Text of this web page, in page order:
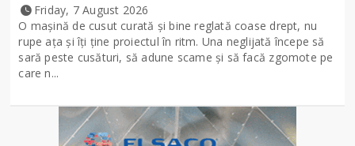
Friday, 7 August 2026
O mașină de cusut curată și bine reglată coase drept, nu
rupe ața și îți ține proiectul în ritm. Una neglijată începe să
sară peste cusături, să adune scame și să facă zgomote pe
care n...